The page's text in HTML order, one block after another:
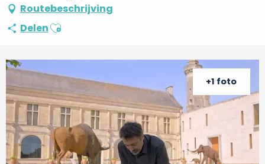
Routebeschrijving
DelenAjouter aux favoris
+1 foto